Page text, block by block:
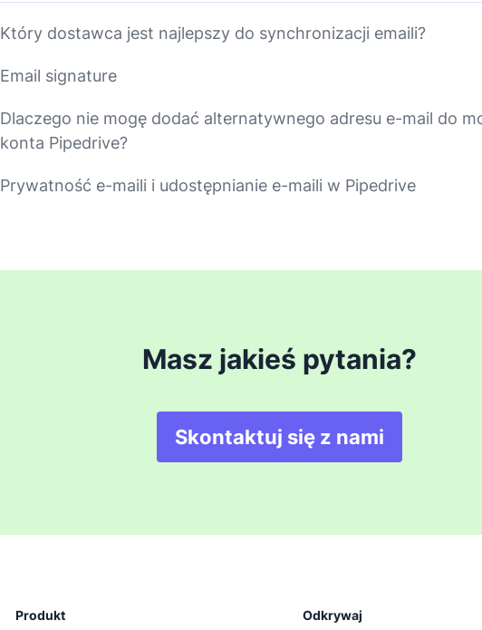
Który dostawca jest najlepszy do synchronizacji emaili?
Email signature
Dlaczego nie mogę dodać alternatywnego adresu e-mail do
konta Pipedrive?
Prywatność e-maili i udostępnianie e-maili w Pipedrive
Masz jakieś pytania?
Skontaktuj się z nami
Produkt Odkrywaj